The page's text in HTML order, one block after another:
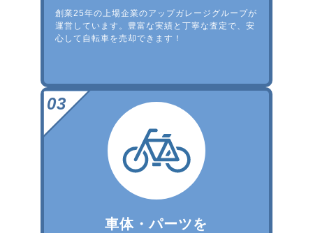
創業25年の上場企業のアップガレージグループが
運営しています。豊富な実績と丁寧な査定で、安
心して自転車を売却できます！
車体・パーツを